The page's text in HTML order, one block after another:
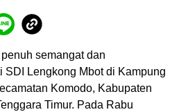
semangat dan
SDI Lengkong Mbot di Kampung
Komodo, Kabupaten
Timur. Pada Rabu